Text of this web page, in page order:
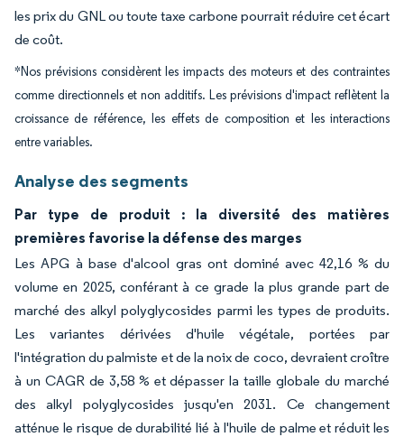
les prix du GNL ou toute taxe carbone pourrait réduire cet écart
de coût.
*Nos prévisions considèrent les impacts des moteurs et des contraintes
comme directionnels et non additifs. Les prévisions d'impact reflètent la
croissance de référence, les effets de composition et les interactions
entre variables.
Analyse des segments
Par type de produit : la diversité des matières
premières favorise la défense des marges
Les APG à base d'alcool gras ont dominé avec 42,16 % du
volume en 2025, conférant à ce grade la plus grande part de
marché des alkyl polyglycosides parmi les types de produits.
Les variantes dérivées d'huile végétale, portées par
l'intégration du palmiste et de la noix de coco, devraient croître
à un CAGR de 3,58 % et dépasser la taille globale du marché
des alkyl polyglycosides jusqu'en 2031. Ce changement
atténue le risque de durabilité lié à l'huile de palme et réduit les